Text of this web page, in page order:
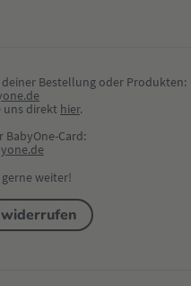
deiner Bestellung oder Produkten:
uns direkt hier.
BabyOne-Card:
weiter!